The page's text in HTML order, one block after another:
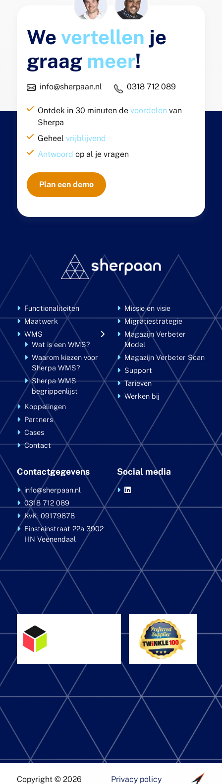
Wevertellen je
graag meer!
info@sherpaan.nl 0318 712 089
Ontdek in 30 minuten devoordelen van
Sherpa
Geheelvrijblijvend
Antwoord op al je vragen
Plan een demo
Functionaliteiten
Maatwerk
WMS
Wat is een WMS?
Waarom kiezen voor
Sherpa WMS?
Sherpa WMS
begrippenlijst
Koppelingen
Partners
Cases
Contact
Missie en visie
Migratiestrategie
Magazijn Verbeter
Model
Magazijn Verbeter Scan
Support
Tarieven
Werken bij
Contactgegevens
info@sherpaan.nl
0318 712 089
KvK: 09179878
Einsteinstraat 22a3902
HN Veenendaal
Social media
Copyright © 2026 Privacy policy